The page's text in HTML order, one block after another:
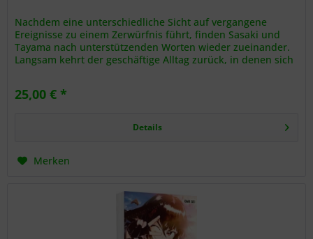
Nachdem eine unterschiedliche Sicht auf vergangene
Ereignisse zu einem Zerwürfnis führt, finden Sasaki und
Tayama nach unterstützenden Worten wieder zueinander.
Langsam kehrt der geschäftige Alltag zurück, in denen sich
25,00 € *
Details
Merken